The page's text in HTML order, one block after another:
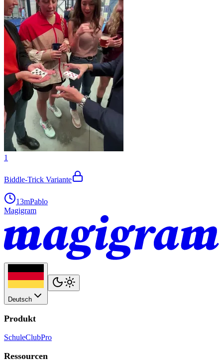
1
Biddle-Trick Variante
13mPablo
Magigram
Deutsch
Produkt
SchuleClubPro
Ressourcen